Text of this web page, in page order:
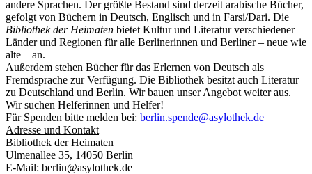
andere Sprachen. Der größte Bestand sind derzeit arabische Bücher,
gefolgt von Büchern in Deutsch, Englisch und in Farsi/Dari. Die
Bibliothek der Heimaten bietet Kultur und Literatur verschiedener
Länder und Regionen für alle Berlinerinnen und Berliner – neue wie
alte – an.
Außerdem stehen Bücher für das Erlernen von Deutsch als
Fremdsprache zur Verfügung. Die Bibliothek besitzt auch Literatur
zu Deutschland und Berlin. Wir bauen unser Angebot weiter aus.
Wir suchen Helferinnen und Helfer!
Für Spenden bitte melden bei: berlin.spende@asylothek.de
Adresse und Kontakt
Bibliothek der Heimaten
Ulmenallee 35, 14050 Berlin
E-Mail: berlin@asylothek.de